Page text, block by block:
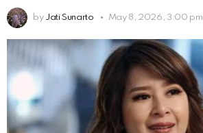
by Jati Sunarto May 8, 2026, 3:00 pm